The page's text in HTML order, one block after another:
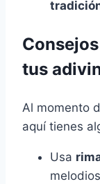
tus
Al momento
aquí tienes
Usa